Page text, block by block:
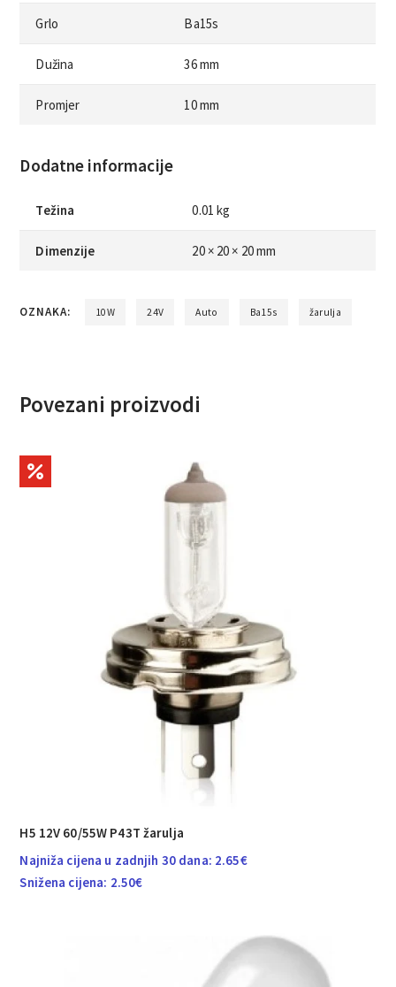
Grlo Ba15s
Dužina 36 mm
Promjer 10 mm
Dodatne informacije
Težina 0.01 kg
Dimenzije 20 × 20 × 20 mm
OZNAKA: 10W 24V Auto Ba15s žarulja
Povezani proizvodi
H5 12V 60/55W P43T žarulja
Najniža cijena u zadnjih 30 dana: 2.65€
Snižena cijena: 2.50€